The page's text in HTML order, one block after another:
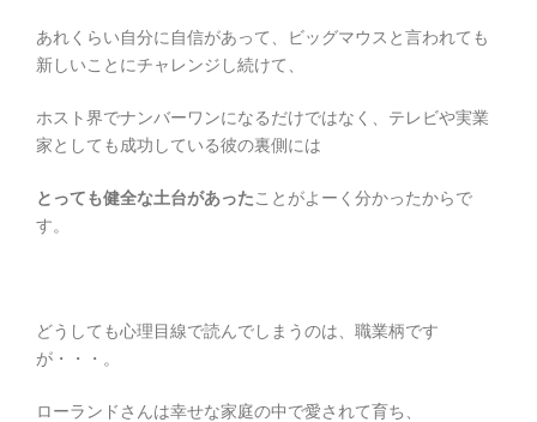
あれくらい自分に自信があって、ビッグマウスと言われても
新しいことにチャレンジし続けて、
ホスト界でナンバーワンになるだけではなく、テレビや実業
家としても成功している彼の裏側には
とっても健全な土台があったことがよーく分かったからで
す。
どうしても心理目線で読んでしまうのは、職業柄です
が・・・。
ローランドさんは幸せな家庭の中で愛されて育ち、